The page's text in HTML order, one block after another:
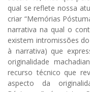
qual se reflete nossa
criar “Memórias
narrativa na qual o
existem intromissões
à narrativa) que
originalidade
recurso técnico que
aspecto da